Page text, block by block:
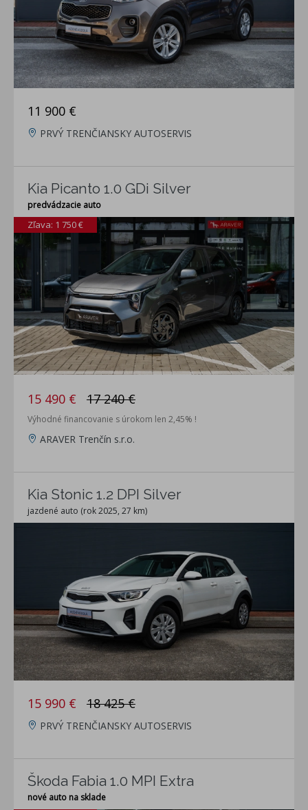
11 900 €
PRVÝ TRENČIANSKY AUTOSERVIS
Kia Picanto 1.0 GDi Silver
predvádzacie auto
Zľava: 1 750 €
15 490 € 17 240 €
Výhodné financovanie s úrokom len 2,45% !
ARAVER Trenčín s.r.o.
Kia Stonic 1.2 DPI Silver
jazdené auto (rok 2025, 27 km)
15 990 € 18 425 €
PRVÝ TRENČIANSKY AUTOSERVIS
Škoda Fabia 1.0 MPI Extra
nové auto na sklade